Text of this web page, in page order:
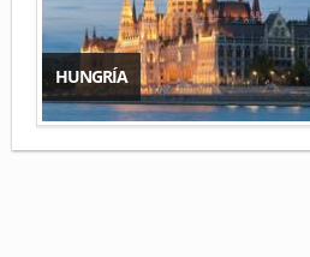
HUNGRÍA